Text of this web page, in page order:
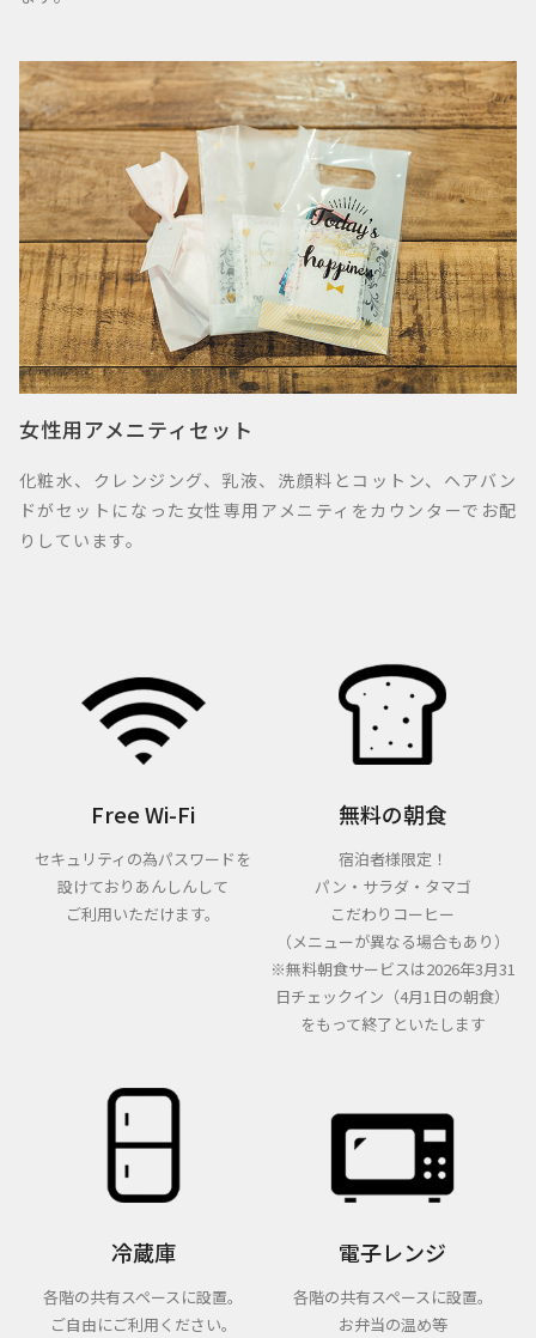
女性用アメニティセット
化粧水、クレンジング、乳液、洗顔料とコットン、ヘアバン
ドがセットになった女性専用アメニティをカウンターでお配
りしています。
Free Wi-Fi
セキュリティの為パスワードを
設けておりあんしんして
ご利用いただけます。
無料の朝食
宿泊者様限定！
パン・サラダ・タマゴ
こだわりコーヒー
（メニューが異なる場合もあり）
※無料朝食サービスは2026年3月31
日チェックイン（4月1日の朝食）
をもって終了といたします
冷蔵庫
各階の共有スペースに設置。
ご自由にご利用ください。
電子レンジ
各階の共有スペースに設置。
お弁当の温め等